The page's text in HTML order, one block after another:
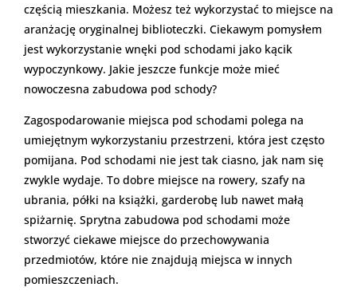
częścią mieszkania. Możesz też wykorzystać to miejsce na
aranżację oryginalnej biblioteczki. Ciekawym pomysłem
jest wykorzystanie wnęki pod schodami jako kącik
wypoczynkowy. Jakie jeszcze funkcje może mieć
nowoczesna zabudowa pod schody?
Zagospodarowanie miejsca pod schodami polega na
umiejętnym wykorzystaniu przestrzeni, która jest często
pomijana. Pod schodami nie jest tak ciasno, jak nam się
zwykle wydaje. To dobre miejsce na rowery, szafy na
ubrania, półki na książki, garderobę lub nawet małą
spiżarnię. Sprytna zabudowa pod schodami może
stworzyć ciekawe miejsce do przechowywania
przedmiotów, które nie znajdują miejsca w innych
pomieszczeniach.